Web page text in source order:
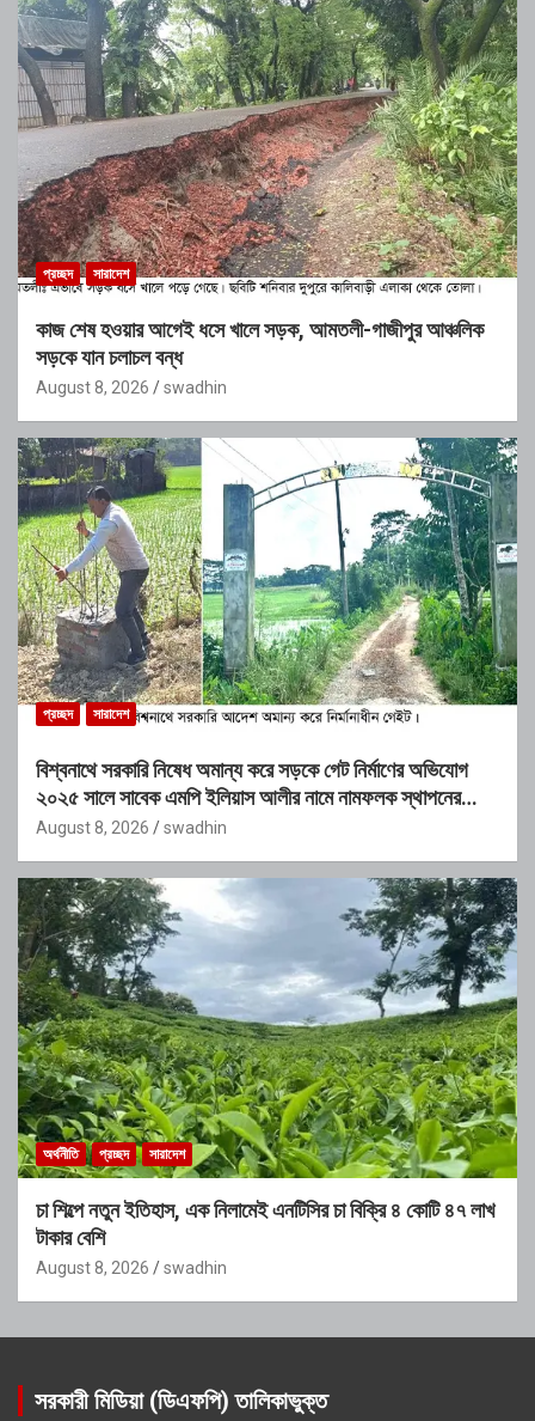
প্রচ্ছদ সারাদেশ
কাজ শেষ হওয়ার আগেই ধসে খালে সড়ক, আমতলী-গাজীপুর আঞ্চলিক
সড়কে যান চলাচল বন্ধ
August 8, 2026 swadhin
প্রচ্ছদ সারাদেশ
বিশ্বনাথে সরকারি নিষেধ অমান্য করে সড়কে গেট নির্মাণের অভিযোগ
২০২৫ সালে সাবেক এমপি ইলিয়াস আলীর নামে নামফলক স্থাপনের
অভিযোগ
August 8, 2026 swadhin
অর্থনীতি প্রচ্ছদ সারাদেশ
চা শিল্পে নতুন ইতিহাস, এক নিলামেই এনটিসির চা বিক্রি ৪ কোটি ৪৭ লাখ
টাকার বেশি
August 8, 2026 swadhin
সরকারী মিডিয়া (ডিএফপি) তালিকাভুক্ত